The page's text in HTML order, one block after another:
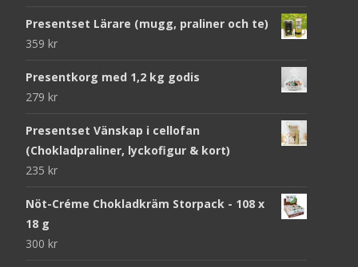
Presentset Lärare (mugg, praliner och te)
359 kr
Presentkorg med 1,2 kg godis
279 kr
Presentset Vänskap i cellofan
(Chokladpraliner, lyckofigur & kort)
235 kr
Nöt-Créme Chokladkräm Storpack - 108 x
18 g
300 kr